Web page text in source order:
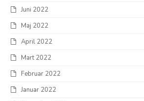
Juni 2022
Maj 2022
April 2022
Mart 2022
Februar 2022
Januar 2022